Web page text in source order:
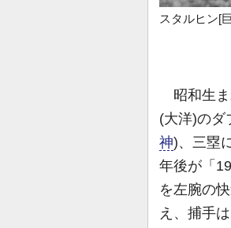
スタルヒン[
昭和生ま
(大洋)のダ
神)、三塁
年後が「
を左腕の
え、捕手